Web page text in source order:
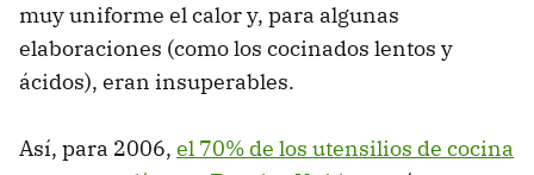
muy uniforme el calor y, para algunas
elaboraciones (como los cocinados lentos y
ácidos), eran insuperables.
Así, para 2006, el 70% de los utensilios de cocina